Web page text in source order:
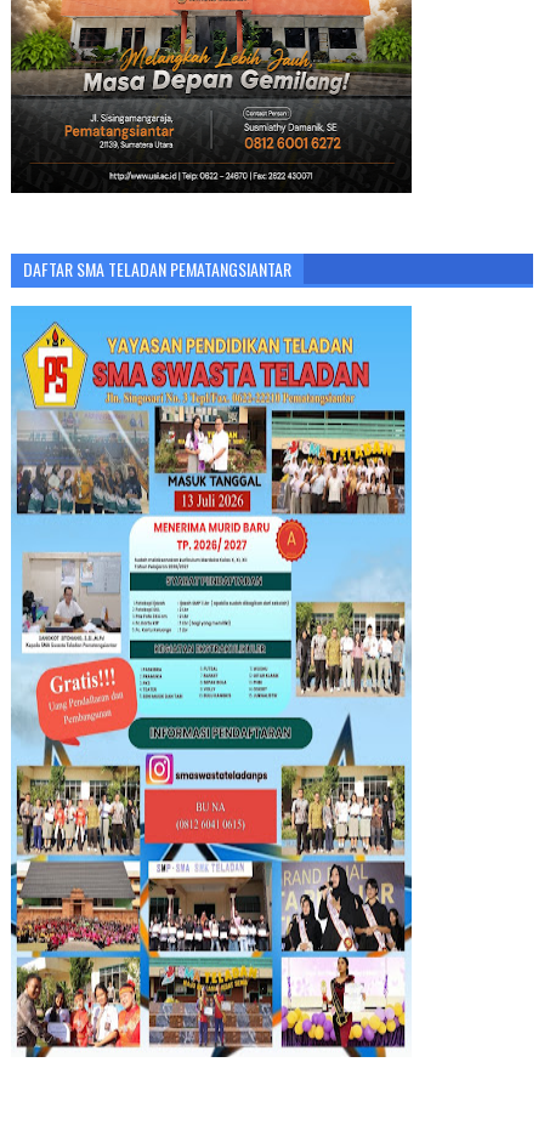
DAFTAR SMA TELADAN PEMATANGSIANTAR